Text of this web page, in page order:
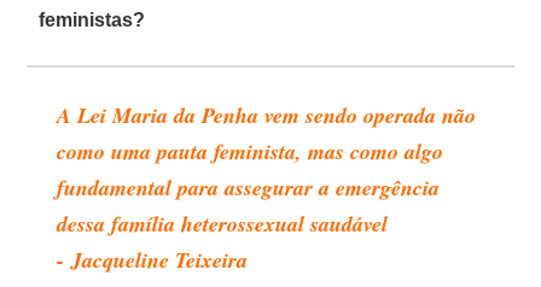
feministas?
A Lei Maria da Penha vem sendo operada não
como uma pauta feminista, mas como algo
fundamental para assegurar a emergência
dessa família heterossexual saudável
- Jacqueline Teixeira